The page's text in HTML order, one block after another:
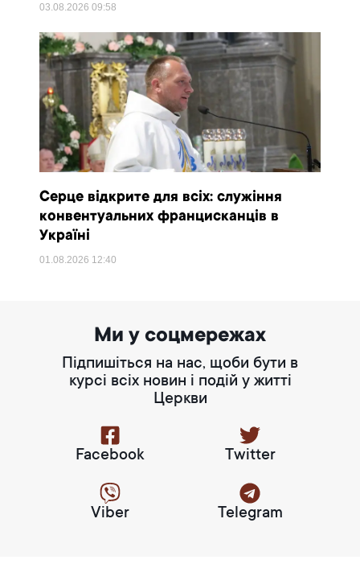
03.08.202609:58
Серце відкрите для всіх: служіння
конвентуальних францисканців в
Україні
01.08.2026 12:40
Ми у соцмережах
Підпишіться на нас, щоби бути в
курсі всіх новин і подій у житті
Церкви
Facebook Twitter
Viber Telegram